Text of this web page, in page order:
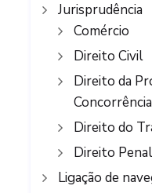
Jurisprudência
Comércio
Direito Civil
Direito da
Direito do
Direito Penal
Ligação de